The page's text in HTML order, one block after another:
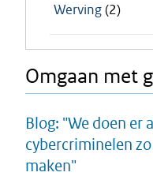
Werving(2)
Omgaan met
Blog: "We doen er
cybercriminelen
maken"